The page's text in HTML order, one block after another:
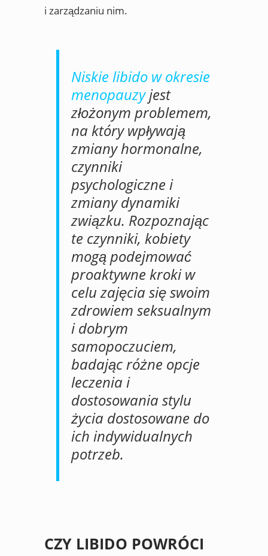
i zarządzaniu nim.
Niskie libido w okresie
menopauzyjest
złożonym problemem,
na który wpływają
zmiany hormonalne,
czynniki
psychologiczne i
zmiany dynamiki
związku. Rozpoznając
te czynniki, kobiety
mogą podejmować
proaktywne kroki w
celu zajęcia się swoim
zdrowiem seksualnym
i dobrym
samopoczuciem,
badając różne opcje
leczenia i
dostosowania stylu
życia dostosowane do
ich indywidualnych
potrzeb.
CZY LIBIDO POWRÓCI